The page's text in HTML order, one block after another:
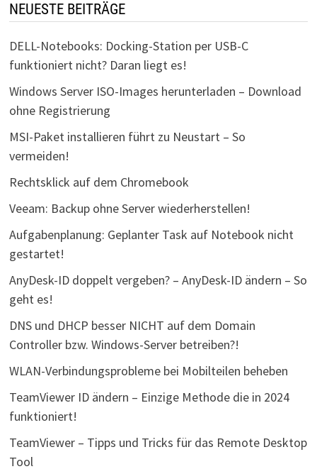
NEUESTE BEITRÄGE
DELL-Notebooks: Docking-Station per USB-C
funktioniert nicht? Daran liegt es!
Windows Server ISO-Images herunterladen – Download
ohne Registrierung
MSI-Paket installieren führt zu Neustart – So
vermeiden!
Rechtsklick auf dem Chromebook
Veeam: Backup ohne Server wiederherstellen!
Aufgabenplanung: Geplanter Task auf Notebook nicht
gestartet!
AnyDesk-ID doppelt vergeben? – AnyDesk-ID ändern – So
geht es!
DNS und DHCP besser NICHT auf dem Domain
Controller bzw. Windows-Server betreiben?!
WLAN-Verbindungsprobleme bei Mobilteilen beheben
TeamViewer ID ändern – Einzige Methode die in 2024
funktioniert!
TeamViewer – Tipps und Tricks für das Remote Desktop
Tool